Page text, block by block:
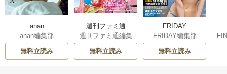
anan
anan編集部
無料立読み
週刊ファミ通
週刊ファミ通編集
部
無料立読み
FRIDAY
FRIDAY編集部
無料立読み